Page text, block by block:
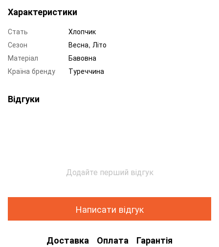
Характеристики
Стать
Хлопчик
Сезон
Весна, Літо
Матеріал
Бавовна
Країна бренду
Туреччина
Відгуки
Додайте перший відгук
Написати відгук
Доставка Оплата Гарантія